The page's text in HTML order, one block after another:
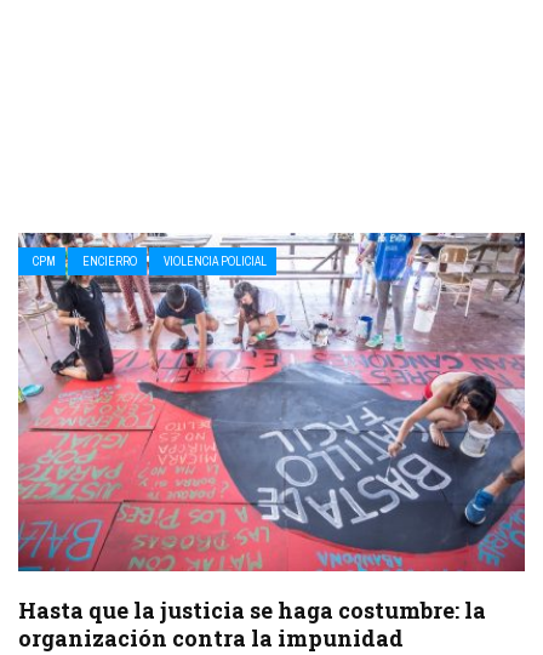
CPM ENCIERRO VIOLENCIA POLICIAL
Hasta que la justicia se haga costumbre: la
organización contra la impunidad